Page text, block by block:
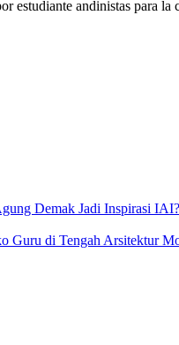
estudiante andinistas para
Demak Jadi Inspirasi IAI?
Guru di Tengah Arsitektur